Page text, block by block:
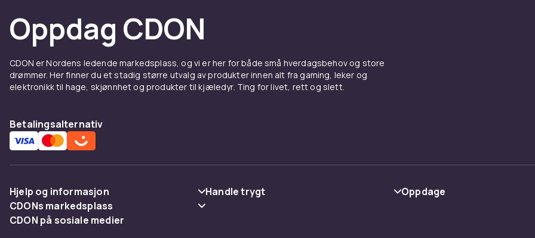
Oppdag CDON
CDON er Nordens ledende markedsplass, og vi er her for både små hverdagsbehov og store
drømmer. Her finner du et stadig større utvalg av produkter innen alt fra gaming, leker og
elektronikk til hage, skjønnhet og produkter til kjæledyr. Ting for livet, rett og slett.
Betalingsalternativ
Hjelp og informasjon
Vanlige spørsmål
Handle trygt
Oppdage
CDONs markedsplass
Merchant Help Center
CDON på sosiale medier